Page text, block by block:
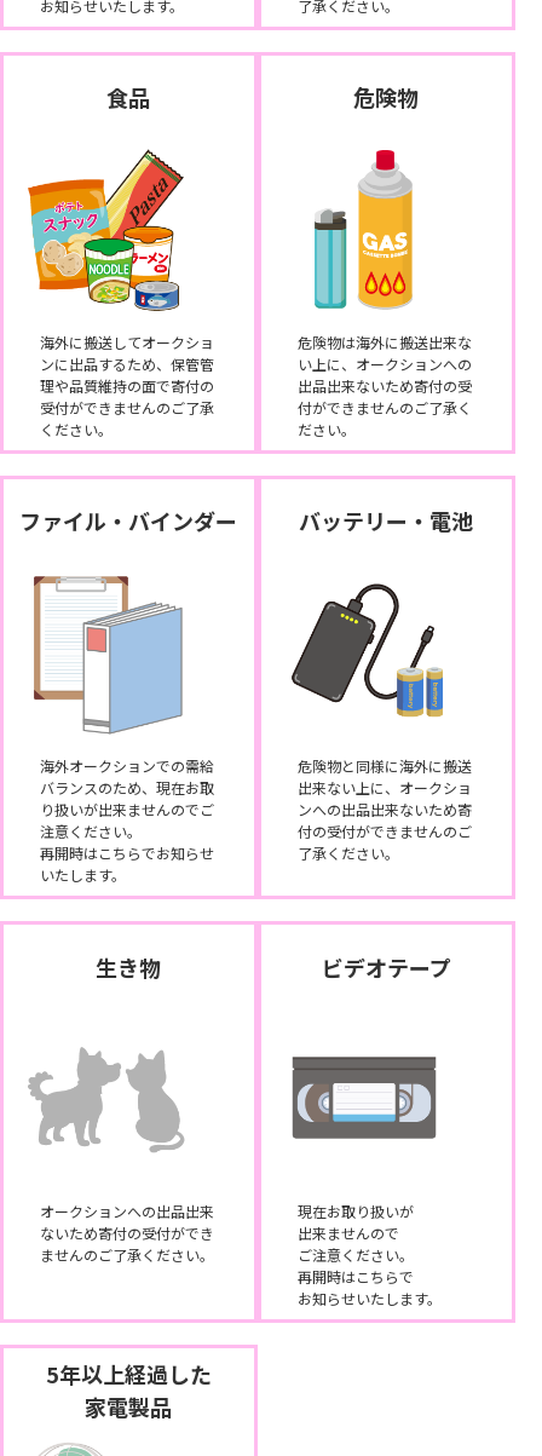
お知らせいたします。
了承ください。
食品
海外に搬送してオークショ
ンに出品するため、保管管
理や品質維持の面で寄付の
受付ができませんのご了承
ください。
危険物
危険物は海外に搬送出来な
い上に、オークションへの
出品出来ないため寄付の受
付ができませんのご了承く
ださい。
ファイル・バインダー
海外オークションでの需給
バランスのため、現在お取
り扱いが出来ませんのでご
注意ください。
再開時はこちらでお知らせ
いたします。
バッテリー・電池
危険物と同様に海外に搬送
出来ない上に、オークショ
ンへの出品出来ないため寄
付の受付ができませんのご
了承ください。
生き物
オークションへの出品出来
ないため寄付の受付ができ
ませんのご了承ください。
ビデオテープ
現在お取り扱いが
出来ませんので
ご注意ください。
再開時はこちらで
お知らせいたします。
5年以上経過した
家電製品